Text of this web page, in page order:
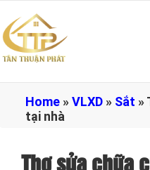
Home »VLXD » Sắt »
tại nhà
Thợ sửa chữa